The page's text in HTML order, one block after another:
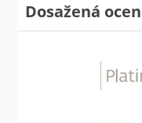
Dosažená